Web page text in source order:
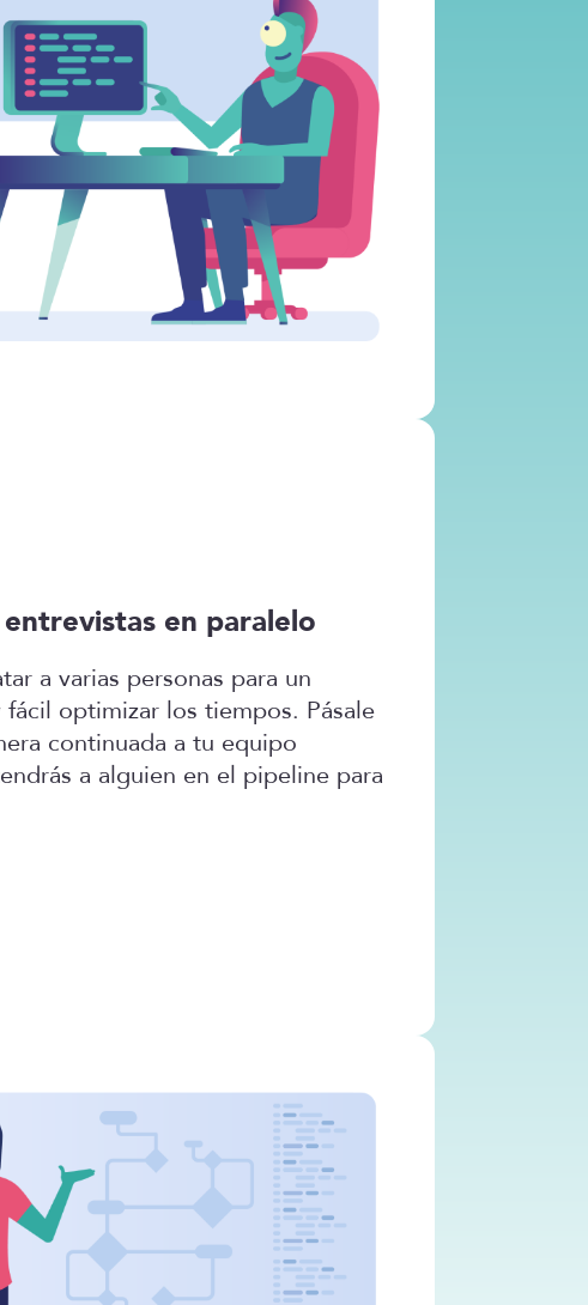
en paralelo
a varias personas para un
optimizar los tiempos. Pásale
continuada a tu equipo
a alguien en el pipeline para